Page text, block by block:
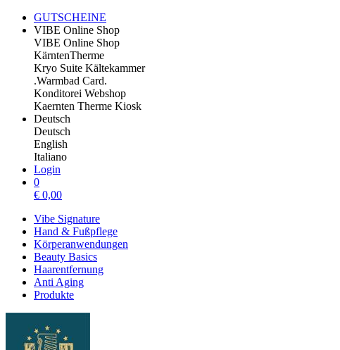
GUTSCHEINE
VIBE Online Shop
VIBE Online Shop
KärntenTherme
Kryo Suite Kältekammer
.Warmbad Card.
Konditorei Webshop
Kaernten Therme Kiosk
Deutsch
Deutsch
English
Italiano
Login
0
€ 0,00
Vibe Signature
Hand & Fußpflege
Körperanwendungen
Beauty Basics
Haarentfernung
Anti Aging
Produkte